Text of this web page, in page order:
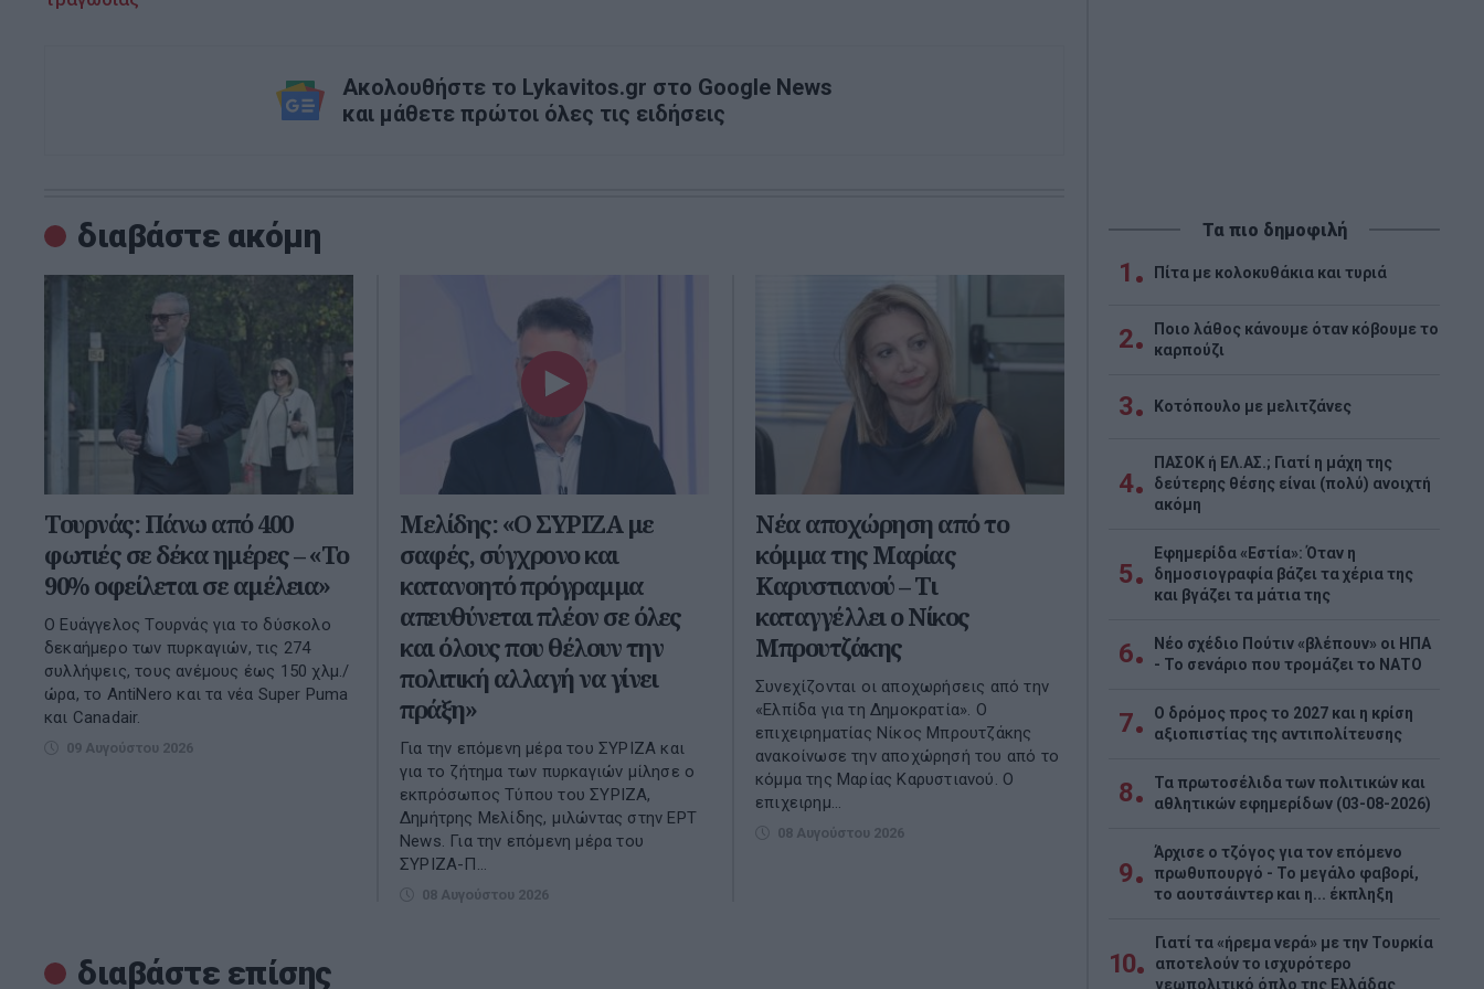
Ακολουθήστε το Lykavitos.gr στο Google News
και μάθετε πρώτοι όλες τις ειδήσεις
διαβάστε ακόμη
Τουρνάς: Πάνω από 400
φωτιές σε δέκα ημέρες – «Το
90% οφείλεται σε αμέλεια»
Ο Ευάγγελος Τουρνάς για το δύσκολο
δεκαήμερο των πυρκαγιών, τις 274
συλλήψεις, τους ανέμους έως 150 χλμ./
ώρα, το AntiNero και τα νέα Super Puma
και Canadair.
09 Αυγούστου 2026
Μελίδης: «Ο ΣΥΡΙΖΑ με
σαφές, σύγχρονο και
κατανοητό πρόγραμμα
απευθύνεται πλέον σε όλες
και όλους που θέλουν την
πολιτική αλλαγή να γίνει
πράξη»
Για την επόμενη μέρα του ΣΥΡΙΖΑ και
για το ζήτημα των πυρκαγιών μίλησε ο
εκπρόσωπος Τύπου του ΣΥΡΙΖΑ,
Δημήτρης Μελίδης, μιλώντας στην ΕΡΤ
Νews. Για την επόμενη μέρα του
ΣΥΡΙΖΑ-Π...
08 Αυγούστου 2026
Νέα αποχώρηση από το
κόμμα της Μαρίας
Καρυστιανού – Τι
καταγγέλλει ο Νίκος
Μπρουτζάκης
Συνεχίζονται οι αποχωρήσεις από την
«Ελπίδα για τη Δημοκρατία». Ο
επιχειρηματίας Νίκος Μπρουτζάκης
ανακοίνωσε την αποχώρησή του από το
κόμμα της Μαρίας Καρυστιανού. Ο
επιχειρημ...
08 Αυγούστου 2026
διαβάστε επίσης
Τα πιο δημοφιλή
1 Πίτα με κολοκυθάκια και τυριά
2
Ποιο λάθος κάνουμε όταν κόβουμε το
καρπούζι
3 Κοτόπουλο με μελιτζάνες
4
ΠΑΣΟΚ ή ΕΛ.ΑΣ.; Γιατί η μάχη της
δεύτερης θέσης είναι (πολύ) ανοιχτή
ακόμη
5
Εφημερίδα «Εστία»: Όταν η
δημοσιογραφία βάζει τα χέρια της
και βγάζει τα μάτια της
6
Νέο σχέδιο Πούτιν «βλέπουν» οι ΗΠΑ
- Το σενάριο που τρομάζει το ΝΑΤΟ
7
Ο δρόμος προς το 2027 και η κρίση
αξιοπιστίας της αντιπολίτευσης
8
Τα πρωτοσέλιδα των πολιτικών και
αθλητικών εφημερίδων (03-08-2026)
9
Άρχισε ο τζόγος για τον επόμενο
πρωθυπουργό - Το μεγάλο φαβορί,
το αουτσάιντερ και η... έκπληξη
10
Γιατί τα «ήρεμα νερά» με την Τουρκία
αποτελούν το ισχυρότερο
γεωπολιτικό όπλο της Ελλάδας